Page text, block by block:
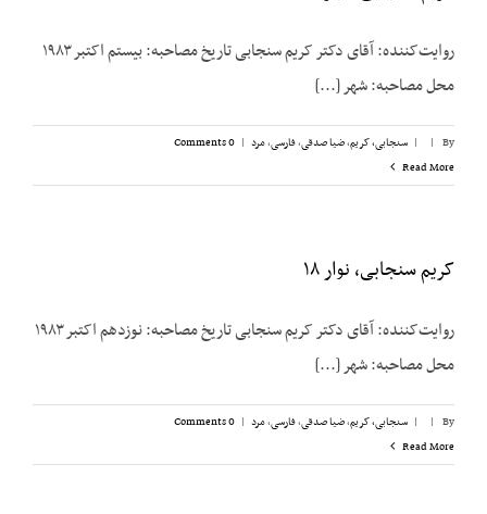
روایت‌‌کننده: آقای دکتر کریم سنجابی تاریخ مصاحبه: بیستم اکتبر ۱۹۸۳
محل مصاحبه: شهر [...]
By
|
| سنجابی، کریم,ضیا صدقی,فارسی,مرد |
0 Comments
Read More
کریم سنجابی، نوار ۱۸
روایت‌‌کننده: آقای دکتر کریم سنجابی تاریخ مصاحبه: نوزدهم اکتبر ۱۹۸۳
محل مصاحبه: شهر [...]
By
|
| سنجابی، کریم,ضیا صدقی,فارسی,مرد |
0 Comments
Read More